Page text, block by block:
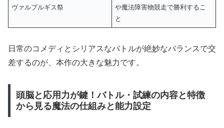
ヴァルプルギス祭
や魔法障害物競走で勝利するこ
と
日常のコメディとシリアスなバトルが絶妙なバランスで交
差するのが、本作の大きな魅力です。
頭脳と応用力が鍵！バトル・試練の内容と特徴
から見る魔法の仕組みと能力設定